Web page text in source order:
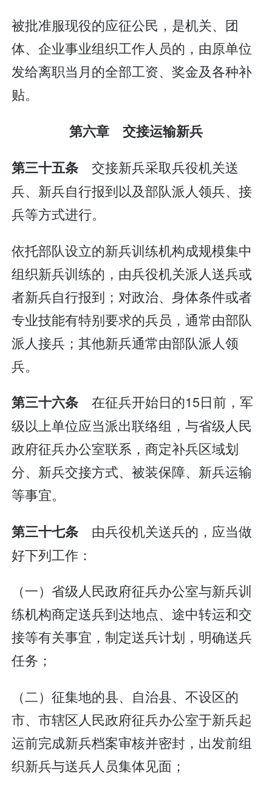
被批准服现役的应征公民，是机关、团
体、企业事业组织工作人员的，由原单位
发给离职当月的全部工资、奖金及各种补
贴。
第六章 交接运输新兵
第三十五条 交接新兵采取兵役机关送
兵、新兵自行报到以及部队派人领兵、接
兵等方式进行。
依托部队设立的新兵训练机构成规模集中
组织新兵训练的，由兵役机关派人送兵或
者新兵自行报到；对政治、身体条件或者
专业技能有特别要求的兵员，通常由部队
派人接兵；其他新兵通常由部队派人领
兵。
第三十六条 在征兵开始日的15日前，军
级以上单位应当派出联络组，与省级人民
政府征兵办公室联系，商定补兵区域划
分、新兵交接方式、被装保障、新兵运输
等事宜。
第三十七条 由兵役机关送兵的，应当做
好下列工作：
（一）省级人民政府征兵办公室与新兵训
练机构商定送兵到达地点、途中转运和交
接等有关事宜，制定送兵计划，明确送兵
任务；
（二）征集地的县、自治县、不设区的
市、市辖区人民政府征兵办公室于新兵起
运前完成新兵档案审核并密封，出发前组
织新兵与送兵人员集体见面；